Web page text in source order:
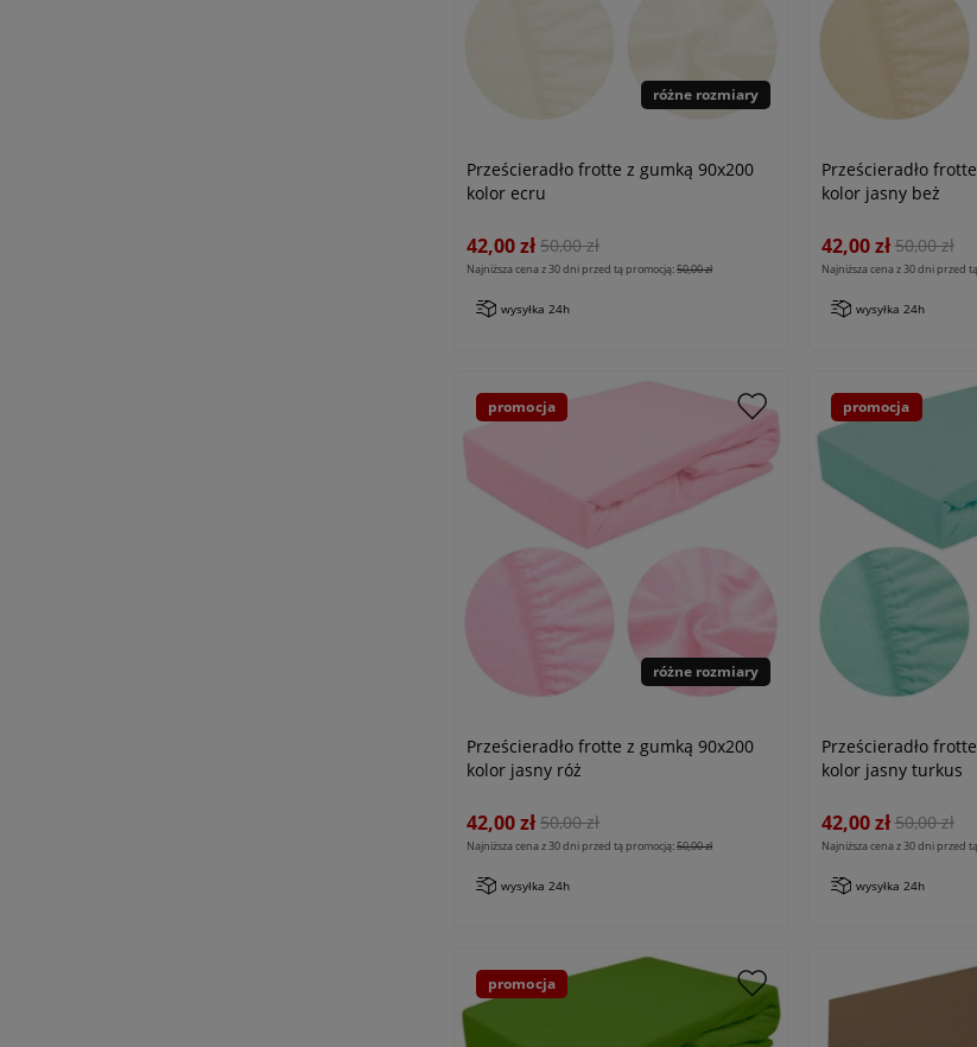
różne rozmiary
Prześcieradło frotte z gumką 90x200
kolor ecru
42,00 zł 50,00 zł
Najniższa cena z 30 dni przed tą promocją:50,00 zł
wysyłka 24h
Prześcieradło
kolor jasny beż
42,00 zł 50,00 zł
Najniższa cena z 30 dni przed
wysyłka 24h
różne rozmiary
Prześcieradło frotte z gumką 90x200
kolor jasny róż
42,00 zł 50,00 zł
Najniższa cena z 30 dni przed tą promocją:50,00 zł
wysyłka 24h
promocja
Prześcieradło
kolor jasny turkus
42,00 zł 50,00 zł
Najniższa cena z 30 dni przed
wysyłka 24h
promocja
promocja